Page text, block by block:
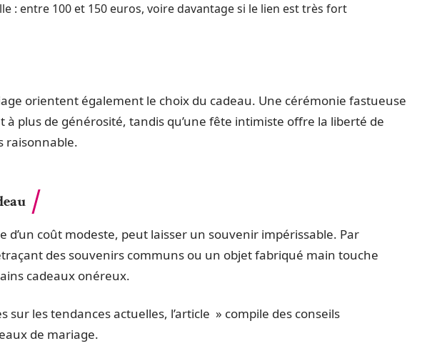
: entre 100 et 150 euros, voire davantage si le lien est très fort
orientent également le choix du cadeau. Une cérémonie fastueuse
à plus de générosité, tandis qu’une fête intimiste offre la liberté de
raisonnable.
d’un coût modeste, peut laisser un souvenir impérissable. Par
des souvenirs communs ou un objet fabriqué main touche
cadeaux onéreux.
sur les tendances actuelles, l’article » compile des conseils
de mariage.